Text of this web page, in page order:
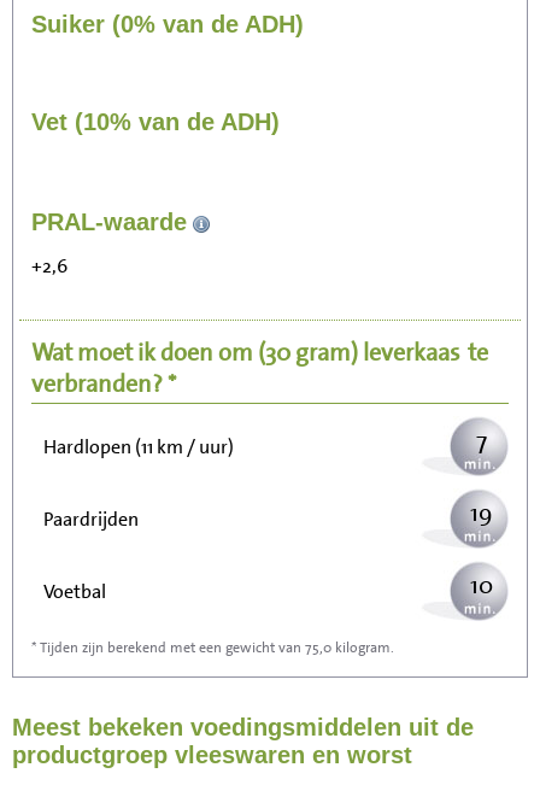
Suiker (0% van de ADH)
Vet (10% van de ADH)
PRAL-waarde
+2,6
Wat moet ik doen om (30 gram)leverkaas te
verbranden? *
Zitten, tv kijken
Wandelen (5 km/uur) 17
Hardlopen (11 km / uur) 7
Paardrijden 19
Voetbal 10
Stofzuigen
Strijken 34
* Tijden zijn berekend met een gewicht van 75,0 kilogram.
Meest bekeken voedingsmiddelen uit de
productgroep vleeswaren en worst